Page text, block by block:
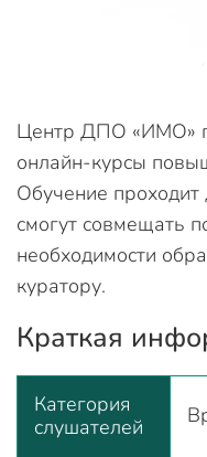
Центр ДПО «ИМО»
онлайн-курсы
Обучение
смогут совмещать
необходимости
куратору.
Краткая
Категория
слушателей